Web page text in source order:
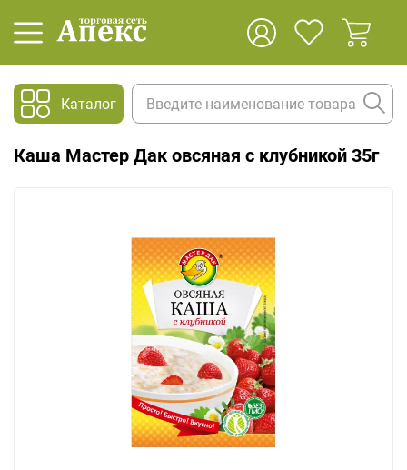
Каталог
Каша Мастер Дак овсяная с клубникой 35г